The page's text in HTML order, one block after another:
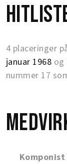
4 placeringer
januar 1968 og
nummer 17
Komponist